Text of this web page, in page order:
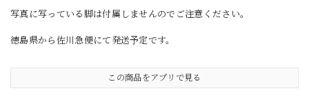
写真に写っている脚は付属しませんのでご注意ください。
徳島県から佐川急便にて発送予定です。
この商品をアプリで見る